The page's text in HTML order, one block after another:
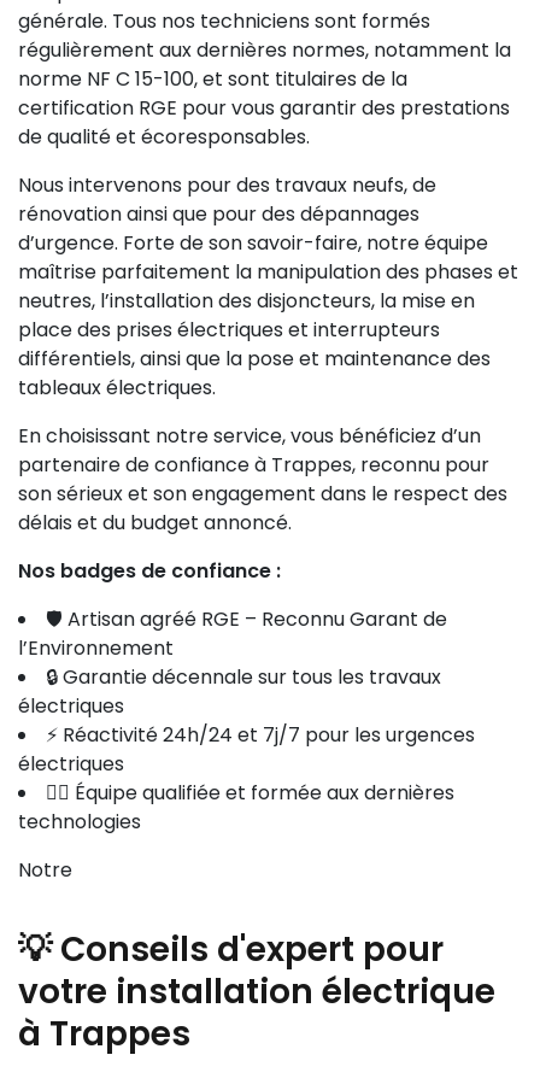
générale. Tous nos techniciens sont formés
régulièrement aux dernières normes, notamment la
norme NF C 15-100, et sont titulaires de la
certification RGE pour vous garantir des prestations
de qualité et écoresponsables.
Nous intervenons pour des travaux neufs, de
rénovation ainsi que pour des dépannages
d’urgence. Forte de son savoir-faire, notre équipe
maîtrise parfaitement la manipulation des phases et
neutres, l’installation des disjoncteurs, la mise en
place des prises électriques et interrupteurs
différentiels, ainsi que la pose et maintenance des
tableaux électriques.
En choisissant notre service, vous bénéficiez d’un
partenaire de confiance à Trappes, reconnu pour
son sérieux et son engagement dans le respect des
délais et du budget annoncé.
Nos badges de confiance :
🛡️ Artisan agréé RGE – Reconnu Garant de
l’Environnement
🔒 Garantie décennale sur tous les travaux
électriques
⚡ Réactivité 24h/24 et 7j/7 pour les urgences
électriques
👷‍♂️ Équipe qualifiée et formée aux dernières
technologies
Notre
💡 Conseils d'expert pour
votre installation électrique
à Trappes